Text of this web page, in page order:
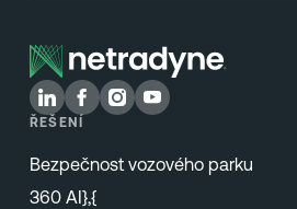
ŘEŠENÍ
Bezpečnost vozového parku
360 AI},{